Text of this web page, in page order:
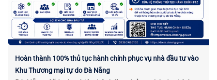
Hoàn thành 100% thủ tục hành chính phục vụ nhà đầu tư vào
Khu Thương mại tự do Đà Nẵng